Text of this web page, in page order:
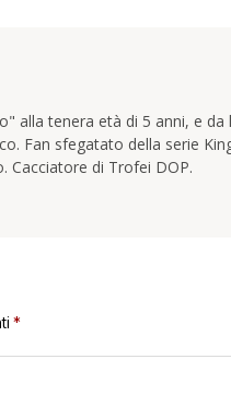
alla tenera età di 5 anni, e da
Fan sfegatato della serie
Cacciatore di Trofei DOP.
*